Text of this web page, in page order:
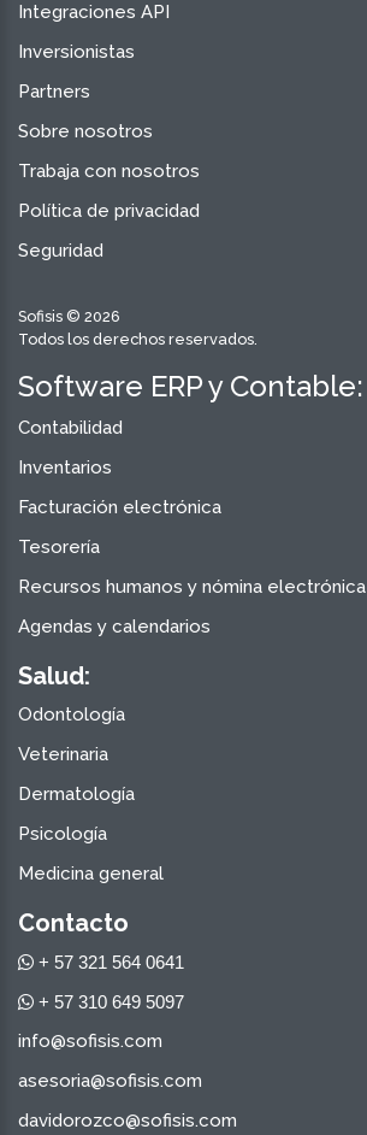
Integraciones API
Inversionistas
Partners
Sobre nosotros
Trabaja con nosotros
Política de privacidad
Seguridad
Sofisis © 2026
Todos los derechos reservados.
Software ERP y Contable:
Contabilidad
Inventarios
Facturación electrónica
Tesorería
Recursos humanos y nómina electrónica
Agendas y calendarios
Salud:
Odontología
Veterinaria
Dermatología
Psicología
Medicina general
Contacto
+ 57 321 564 0641
+ 57 310 649 5097
info@sofisis.com
asesoria@sofisis.com
davidorozco@sofisis.com